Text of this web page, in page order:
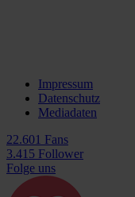
Impressum
Datenschutz
Mediadaten
22.601 Fans
3.415 Follower
Folge uns